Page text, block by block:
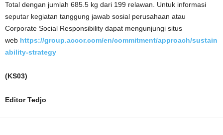
Total dengan jumlah 685.5 kg dari 199 relawan. Untuk informasi
seputar kegiatan tanggung jawab sosial perusahaan atau
Corporate Social Responsibility dapat mengunjungi situs
web https://group.accor.com/en/commitment/approach/sustain
ability-strategy
(KS03)
Editor Tedjo